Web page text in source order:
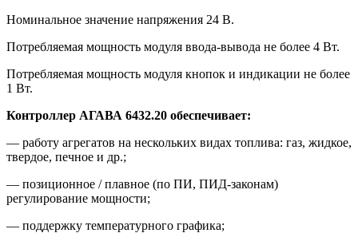
Номинальное значение напряжения 24 В.
Потребляемая мощность модуля ввода-вывода не более 4 Вт.
Потребляемая мощность модуля кнопок и индикации не более
1 Вт.
Контроллер АГАВА 6432.20 обеспечивает:
— работу агрегатов на нескольких видах топлива: газ, жидкое,
твердое, печное и др.;
— позиционное / плавное (по ПИ, ПИД-законам)
регулирование мощности;
— поддержку температурного графика;